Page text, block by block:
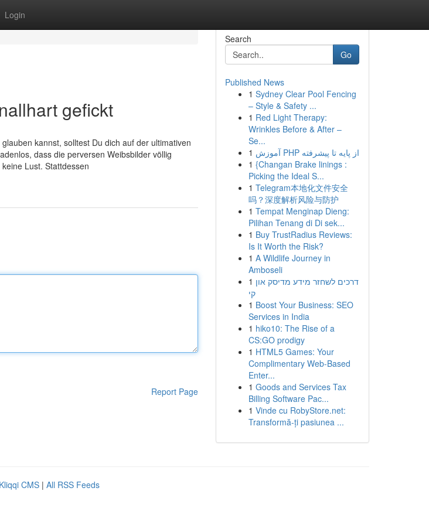
Login
gefickt
kannst, solltest Du dich auf der ultimativen
dass die perversen Weibsbilder völlig
Lust. Stattdessen
Report Page
Search
Go
Published News
1 Sydney Clear Pool Fencing
– Style & Safety ...
1 Red Light Therapy:
Wrinkles Before & After –
Se...
1
آموزش PHP از پایه تا پیشرفته
1 {Changan Brake linings :
Picking the Ideal S...
1 Telegram本地化文件安全
吗？深度解析风险与防护
1 Tempat Menginap Dieng:
Pilihan Tenang di Di sek...
1 Buy TrustRadius Reviews:
Is It Worth the Risk?
1 A Wildlife Journey in
Amboseli
1 דרכים לשחזר מידע מדיסק און
קי
1 Boost Your Business: SEO
Services in India
1 hiko10: The Rise of a
CS:GO prodigy
1 HTML5 Games: Your
Complimentary Web-Based
Enter...
1 Goods and Services Tax
Billing Software Pac...
1 Vinde cu RobyStore.net:
Transformă-ți pasiunea ...
Kliqqi CMS | All RSS Feeds